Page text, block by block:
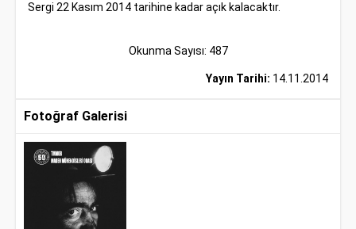
Sergi 22 Kasım 2014 tarihine kadar açık kalacaktır.
Okunma Sayısı: 487
Yayın Tarihi: 14.11.2014
Fotoğraf Galerisi